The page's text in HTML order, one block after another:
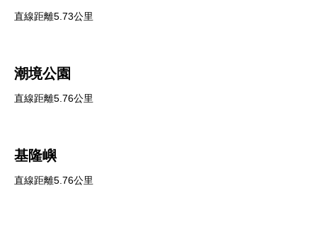
直線距離5.73公里
潮境公園
直線距離5.76公里
基隆嶼
直線距離5.76公里